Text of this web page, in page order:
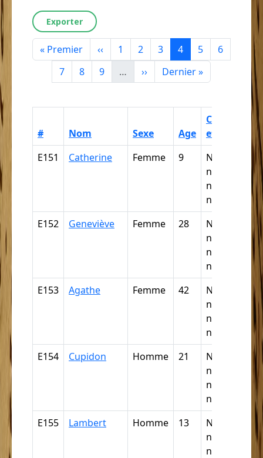
Exporter
Première page
« Premier Page précédente
‹‹ Page
1 Page
2 Page
3 Page courante
4 Page
5 Page
6
Page
7 Page
8 Page
9 … Page suivante
›› Dernière page
Dernier »
# Nom Sexe Age
E151
Catherine Femme 9
Nègre,
négresse,
négrillon,
négritte ...
E152
Geneviève Femme 28
Nègre,
négresse,
négrillon,
négritte ...
E153
Agathe Femme 42
Nègre,
négresse,
négrillon,
négritte ...
E154
Cupidon Homme 21
Nègre,
négresse,
négrillon,
négritte ...
E155
Lambert Homme 13
Nègre,
négresse,
négrillon,